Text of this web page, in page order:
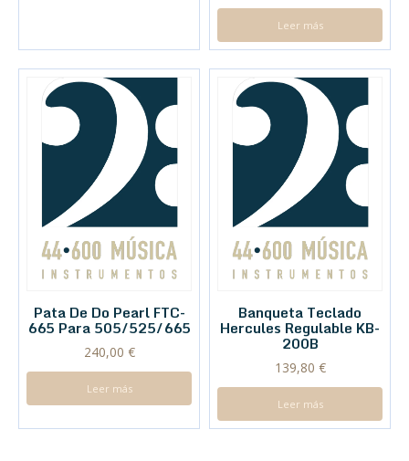
Leer más
Pata De Do Pearl FTC-
665 Para 505/525/665
240,00 €
Leer más
Banqueta Teclado
Hercules Regulable KB-
200B
139,80 €
Leer más